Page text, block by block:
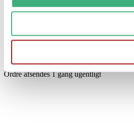
Vi holder ferielukket i
Fra d. 17/7 til og med d.
Der er stadig mulighed for at afgive ordre
Ordre afsendes 1 gang ugentligt